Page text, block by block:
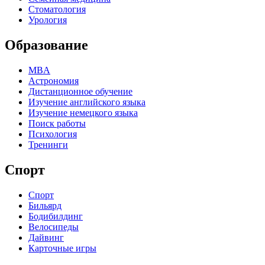
Стоматология
Урология
Образование
MBA
Астрономия
Дистанционное обучение
Изучение английского языка
Изучение немецкого языка
Поиск работы
Психология
Тренинги
Спорт
Спорт
Бильярд
Бодибилдинг
Велосипеды
Дайвинг
Карточные игры